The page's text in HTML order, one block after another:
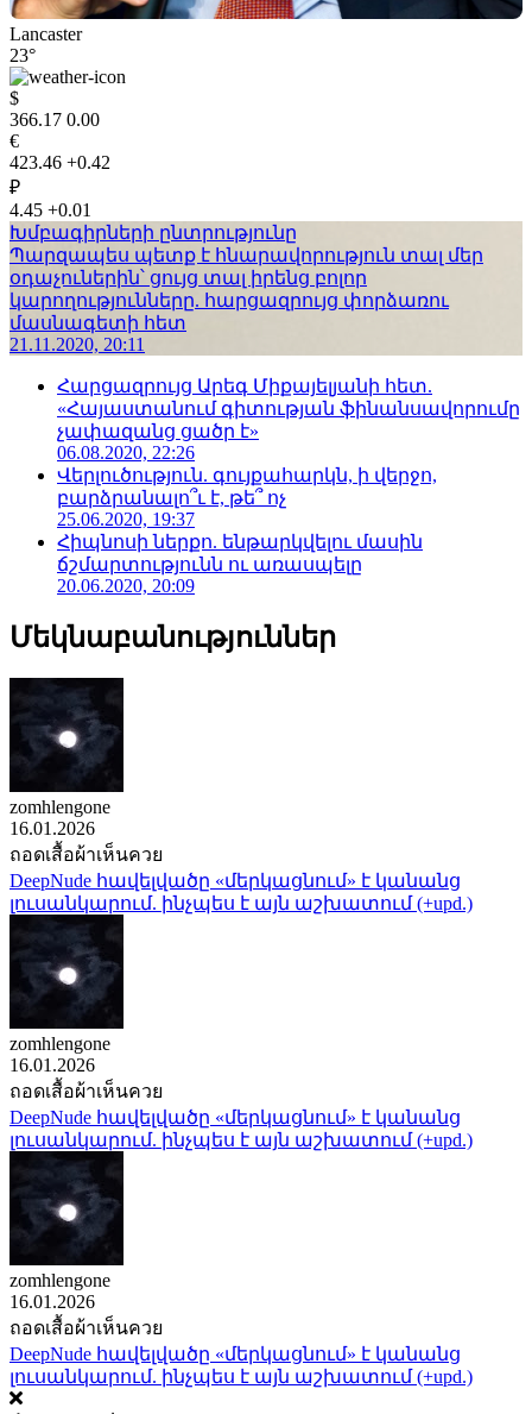
Lancaster
23°
$
366.17 0.00
€
423.46 +0.42
₽
4.45 +0.01
Խմբագիրների ընտրությունը
Պարզապես պետք է հնարավորություն տալ մեր
օդաչուներին՝ ցույց տալ իրենց բոլոր
կարողությունները. հարցազրույց փորձառու
մասնագետի հետ
21.11.2020, 20:11
Հարցազրույց Արեգ Միքայելյանի հետ.
«Հայաստանում գիտության ֆինանսավորումը
չափազանց ցածր է»
06.08.2020, 22:26
Վերլուծություն. գույքահարկն, ի վերջո,
բարձրանալո՞ւ է, թե՞ ոչ
25.06.2020, 19:37
Հիպնոսի ներքո. ենթարկվելու մասին
ճշմարտությունն ու առասպելը
20.06.2020, 20:09
Մեկնաբանություններ
zomhlengone
16.01.2026
ถอดเสื้อผ้าเห็นควย
DeepNude հավելվածը «մերկացնում» է կանանց
լուսանկարում. ինչպես է այն աշխատում (+upd.)
zomhlengone
16.01.2026
ถอดเสื้อผ้าเห็นควย
DeepNude հավելվածը «մերկացնում» է կանանց
լուսանկարում. ինչպես է այն աշխատում (+upd.)
zomhlengone
16.01.2026
ถอดเสื้อผ้าเห็นควย
DeepNude հավելվածը «մերկացնում» է կանանց
լուսանկարում. ինչպես է այն աշխատում (+upd.)